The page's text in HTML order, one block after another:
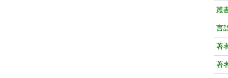
叢
言
著
著